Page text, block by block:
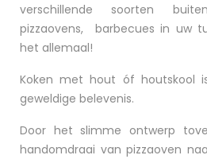
verschillende soorten
pizzaovens, barbecues in uw
het allemaal!
Koken met hout óf houtskool
geweldige belevenis.
Door het slimme ontwerp
handomdraai van pizzaoven